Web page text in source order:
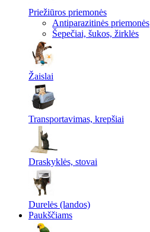
Priežiūros priemonės
Antiparazitinės priemonės
Šepečiai, šukos, žirklės
Žaislai
Transportavimas, krepšiai
Draskyklės, stovai
Durelės (landos)
Paukščiams